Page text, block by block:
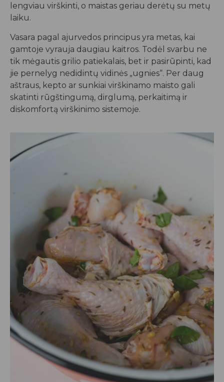
lengviau virškinti, o maistas geriau derėtų su metų
laiku.
Vasara pagal ajurvedos principus yra metas, kai
gamtoje vyrauja daugiau kaitros. Todėl svarbu ne
tik mėgautis grilio patiekalais, bet ir pasirūpinti, kad
jie pernelyg nedidintų vidinės „ugnies“. Per daug
aštraus, kepto ar sunkiai virškinamo maisto gali
skatinti rūgštingumą, dirglumą, perkaitimą ir
diskomfortą virškinimo sistemoje.